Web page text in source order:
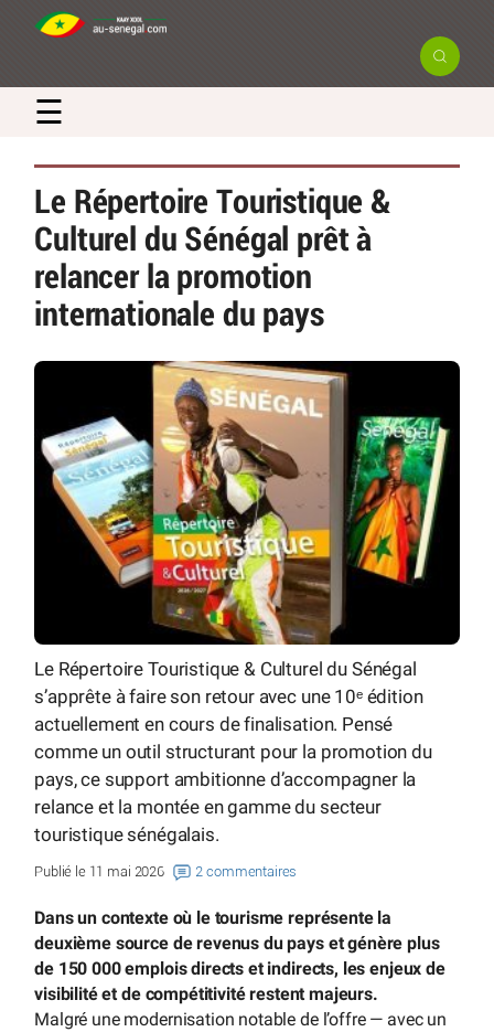
☰
Le Répertoire Touristique &
Culturel du Sénégal prêt à
relancer la promotion
internationale du pays
Le Répertoire Touristique & Culturel du Sénégal
s’apprête à faire son retour avec une 10ᵉ édition
actuellement en cours de finalisation. Pensé
comme un outil structurant pour la promotion du
pays, ce support ambitionne d’accompagner la
relance et la montée en gamme du secteur
touristique sénégalais.
Publié le 11 mai 2026 2 commentaires
Dans un contexte où le tourisme représente la
deuxième source de revenus du pays et génère plus
de 150 000 emplois directs et indirects, les enjeux de
visibilité et de compétitivité restent majeurs.
Malgré une modernisation notable de l’offre — avec un